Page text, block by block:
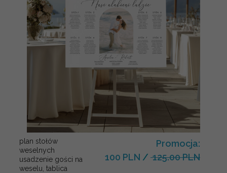
plan stołów
weselnych
usadzenie gości na
weselu, tablica
Promocja:
100 PLN / 125.00 PLN